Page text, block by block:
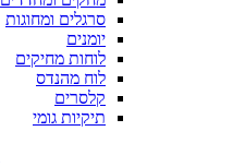
סרגלים ומחוגות
יומנים
לוחות מחיקים
לוח מהנדס
קלסרים
תיקיות גומי